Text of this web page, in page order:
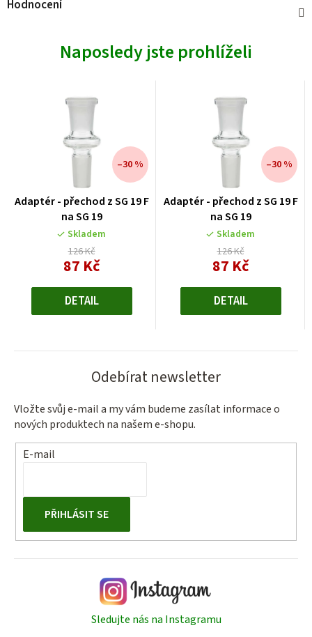
Hodnocení
Naposledy jste prohlíželi
Adaptér - přechod z SG 19 F
na SG 19
Skladem
126 Kč
–30 %
87 KčMěrná
DETAIL
Adaptér - přechod z SG 19 F
na SG 19
Skladem
126 Kč
–30 %
87 KčMěrná
DETAIL
Odebírat newsletter
Vložte svůj e-mail a my vám budeme zasílat informace o
nových produktech na našem e-shopu.
E-mail
PŘIHLÁSIT SE
Sledujte nás na Instagramu